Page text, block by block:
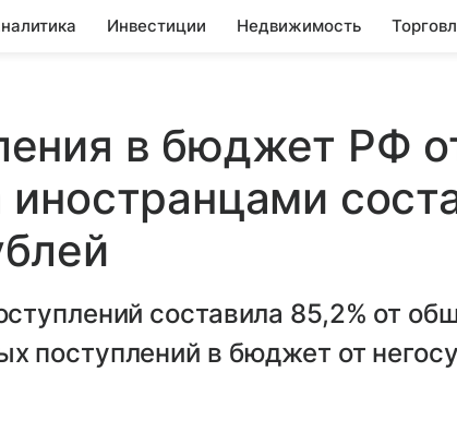
Инвестиции Недвижимость
в бюджет РФ
иностранцами
составила 85,2% от
поступлений в бюджет от